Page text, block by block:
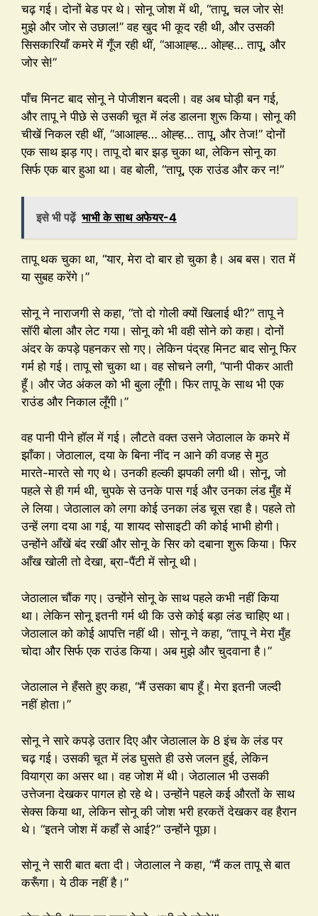
चढ़ गई। दोनों बेड पर थे। सोनू जोश में थी, “तापू, चल जोर से!
मुझे और जोर से उछाल!” वह खुद भी कूद रही थी, और उसकी
सिसकारियाँ कमरे में गूँज रही थीं, “आआह्ह… ओह्ह… तापू, और
जोर से!”
पाँच मिनट बाद सोनू ने पोजीशन बदली। वह अब घोड़ी बन गई,
और तापू ने पीछे से उसकी चूत में लंड डालना शुरू किया। सोनू की
चीखें निकल रही थीं, “आआह्ह… ओह्ह… तापू, और तेज!” दोनों
एक साथ झड़ गए। तापू दो बार झड़ चुका था, लेकिन सोनू का
सिर्फ एक बार हुआ था। वह बोली, “तापू, एक राउंड और कर न!”
इसे भी पढ़ें भाभी के साथ अफेयर-4
तापू थक चुका था, “यार, मेरा दो बार हो चुका है। अब बस। रात में
या सुबह करेंगे।”
सोनू ने नाराजगी से कहा, “तो दो गोली क्यों खिलाई थी?” तापू ने
सॉरी बोला और लेट गया। सोनू को भी वही सोने को कहा। दोनों
अंदर के कपड़े पहनकर सो गए। लेकिन पंद्रह मिनट बाद सोनू फिर
गर्म हो गई। तापू सो चुका था। वह सोचने लगी, “पानी पीकर आती
हूँ। और जेठ अंकल को भी बुला लूँगी। फिर तापू के साथ भी एक
राउंड और निकाल लूँगी।”
वह पानी पीने हॉल में गई। लौटते वक्त उसने जेठालाल के कमरे में
झाँका। जेठालाल, दया के बिना नींद न आने की वजह से मुठ
मारते-मारते सो गए थे। उनकी हल्की झपकी लगी थी। सोनू, जो
पहले से ही गर्म थी, चुपके से उनके पास गई और उनका लंड मुँह में
ले लिया। जेठालाल को लगा कोई उनका लंड चूस रहा है। पहले तो
उन्हें लगा दया आ गई, या शायद सोसाइटी की कोई भाभी होगी।
उन्होंने आँखें बंद रखीं और सोनू के सिर को दबाना शुरू किया। फिर
आँख खोली तो देखा, ब्रा-पैंटी में सोनू थी।
जेठालाल चौंक गए। उन्होंने सोनू के साथ पहले कभी नहीं किया
था। लेकिन सोनू इतनी गर्म थी कि उसे कोई बड़ा लंड चाहिए था।
जेठालाल को कोई आपत्ति नहीं थी। सोनू ने कहा, “तापू ने मेरा मुँह
चोदा और सिर्फ एक राउंड किया। अब मुझे और चुदवाना है।”
जेठालाल ने हँसते हुए कहा, “मैं उसका बाप हूँ। मेरा इतनी जल्दी
नहीं होता।”
सोनू ने सारे कपड़े उतार दिए और जेठालाल के 8 इंच के लंड पर
चढ़ गई। उसकी चूत में लंड घुसते ही उसे जलन हुई, लेकिन
वियाग्रा का असर था। वह जोश में थी। जेठालाल भी उसकी
उत्तेजना देखकर पागल हो रहे थे। उन्होंने पहले कई औरतों के साथ
सेक्स किया था, लेकिन सोनू की जोश भरी हरकतें देखकर वह हैरान
थे। “इतने जोश में कहाँ से आई?” उन्होंने पूछा।
सोनू ने सारी बात बता दी। जेठालाल ने कहा, “मैं कल तापू से बात
करूँगा। ये ठीक नहीं है।”